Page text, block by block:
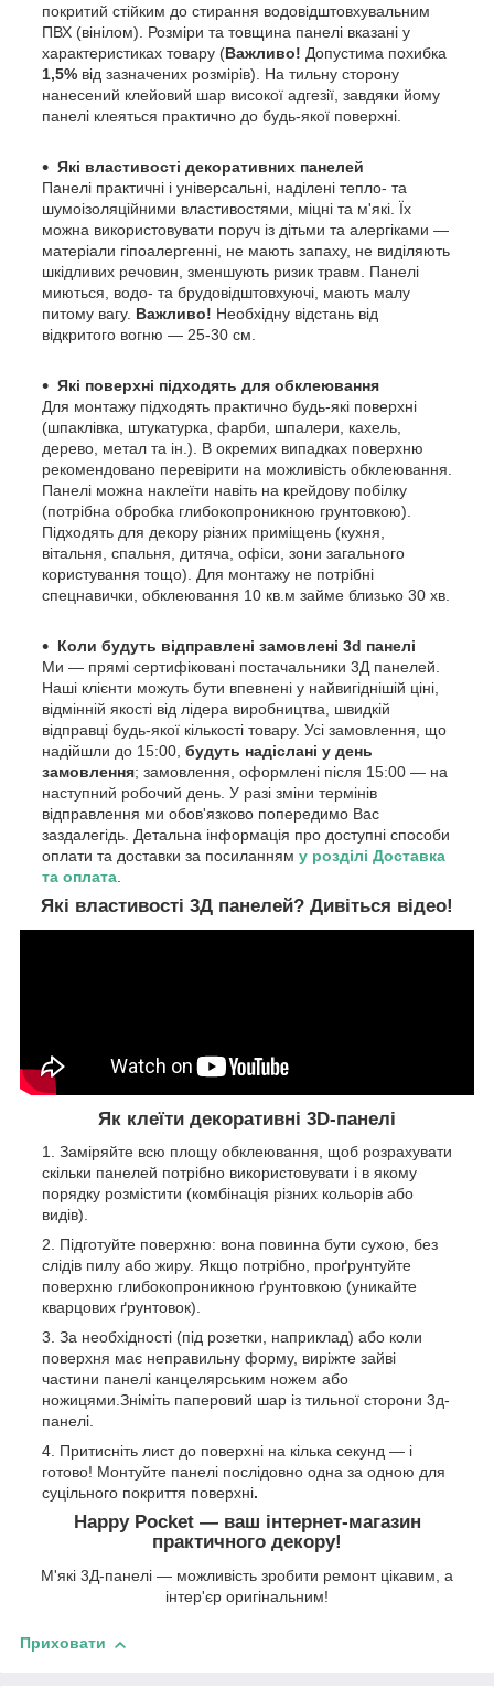
покритий стійким до стирання водовідштовхувальним
ПВХ (вінілом). Розміри та товщина панелі вказані у
характеристиках товару (Важливо! Допустима похибка
1,5% від зазначених розмірів). На тильну сторону
нанесений клейовий шар високої адгезії, завдяки йому
панелі клеяться практично до будь-якої поверхні.
Які властивості декоративних панелей
Панелі практичні і універсальні, наділені тепло- та
шумоізоляційними властивостями, міцні та м'які. Їх
можна використовувати поруч із дітьми та алергіками —
матеріали гіпоалергенні, не мають запаху, не виділяють
шкідливих речовин, зменшують ризик травм. Панелі
миються, водо- та брудовідштовхуючі, мають малу
питому вагу. Важливо! Необхідну відстань від
відкритого вогню — 25-30 см.
Які поверхні підходять для обклеювання
Для монтажу підходять практично будь-які поверхні
(шпаклівка, штукатурка, фарби, шпалери, кахель,
дерево, метал та ін.). В окремих випадках поверхню
рекомендовано перевірити на можливість обклеювання.
Панелі можна наклеїти навіть на крейдову побілку
(потрібна обробка глибокопроникною грунтовкою).
Підходять для декору різних приміщень (кухня,
вітальня, спальня, дитяча, офіси, зони загального
користування тощо). Для монтажу не потрібні
спецнавички, обклеювання 10 кв.м займе близько 30 хв.
Коли будуть відправлені замовлені 3d панелі
Ми — прямі сертифіковані постачальники 3Д панелей.
Наші клієнти можуть бути впевнені у найвигіднішій ціні,
відмінній якості від лідера виробництва, швидкій
відправці будь-якої кількості товару. Усі замовлення, що
надійшли до 15:00, будуть надіслані у день
замовлення; замовлення, оформлені після 15:00 — на
наступний робочий день. У разі зміни термінів
відправлення ми обов'язково попередимо Вас
заздалегідь. Детальна інформація про доступні способи
оплати та доставки за посиланням у розділі Доставка
та оплата
Які властивості 3Д панелей? Дивіться відео!
Як клеїти декоративні 3D-панелі
Заміряйте всю площу обклеювання, щоб розрахувати
скільки панелей потрібно використовувати і в якому
порядку розмістити (комбінація різних кольорів або
видів).
Підготуйте поверхню: вона повинна бути сухою, без
слідів пилу або жиру. Якщо потрібно, проґрунтуйте
поверхню глибокопроникною ґрунтовкою (уникайте
кварцових ґрунтовок).
За необхідності (під розетки, наприклад) або коли
поверхня має неправильну форму, виріжте зайві
частини панелі канцелярським ножем або
ножицями.Зніміть паперовий шар із тильної сторони 3д-
панелі.
Притисніть лист до поверхні на кілька секунд — і
готово! Монтуйте панелі послідовно одна за одною для
суцільного покриття поверхні.
Happy Pocket — ваш інтернет-магазин
практичного декору!
М'які 3Д-панелі — можливість зробити ремонт цікавим, а
інтер'єр оригінальним!
Приховати